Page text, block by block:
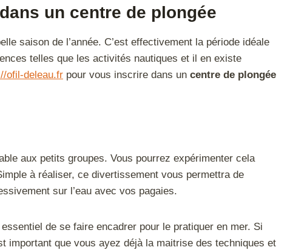
un centre de plongée
saison de l’année. C’est effectivement la période idéale
telles que les activités nautiques et il en existe
ofil-deleau.fr pour vous inscrire dans un centre de plongée
aux petits groupes. Vous pourrez expérimenter cela
à réaliser, ce divertissement vous permettra de
sur l’eau avec vos pagaies.
de se faire encadrer pour le pratiquer en mer. Si
important que vous ayez déjà la maitrise des techniques et